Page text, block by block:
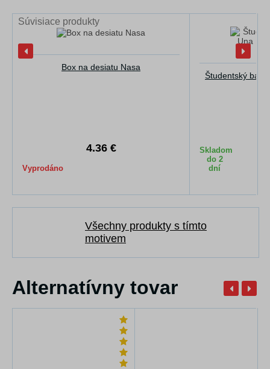
Súvisiace produkty
Box na desiatu Nasa
4.36 €
Vyprodáno
Študentský
Skladom
do 2
dní
Všechny produkty s tímto
motivem
Alternatívny tovar